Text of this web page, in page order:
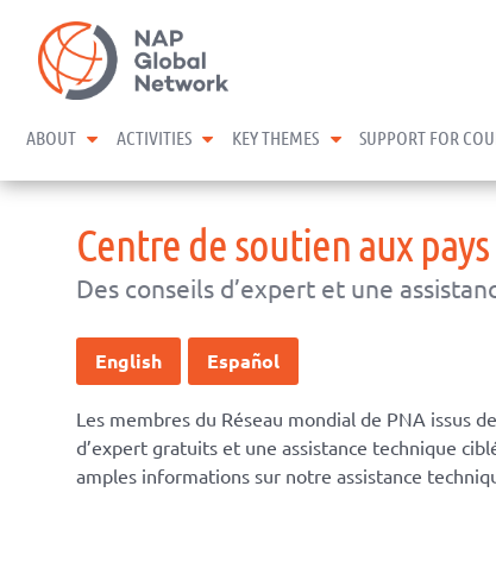
content
ABOUT expand child menu
ACTIVITIES expand child menu
KEY THEMES expand child
SUPPORT FOR
Centre de soutien aux pays
Des conseils d’expert et une
English Español
Les membres du Réseau mondial de PNA issus
d’expert gratuits et une assistance technique
amples informations sur notre assistance